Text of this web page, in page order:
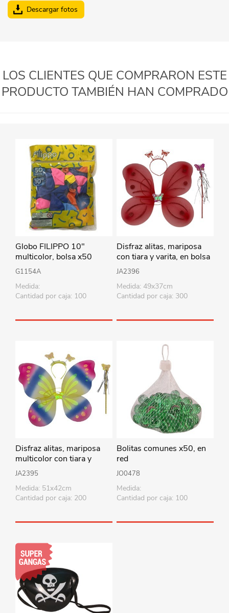
Descargar fotos
LOS CLIENTES QUE COMPRARON ESTE
PRODUCTO TAMBIÉN HAN COMPRADO
Globo FILIPPO 10"
multicolor, bolsa x50
G1154A
Medida:
Cantidad por caja: 100
Disfraz alitas, mariposa
con tiara y varita, en bolsa
varios colores
JA2396
Medida: 49x37cm
Cantidad por caja: 300
Disfraz alitas, mariposa
multicolor con tiara y
varita, en bolsa
JA2395
Medida: 51x42cm
Cantidad por caja: 200
Bolitas comunes x50, en
red
JO0478
Medida:
Cantidad por caja: 100